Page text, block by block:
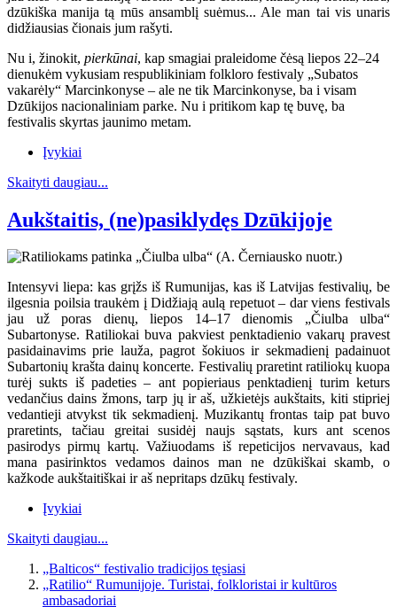
dzūkiška manija tą mūs ansamblį suėmus... Ale man tai vis unaris
didžiausias čionais jum rašyti.
Nu i, žinokit, pierkūnai, kap smagiai praleidome čėsą liepos 22–24
dienukėm vykusiam respublikiniam folkloro festivaly „Subatos
vakarėly“ Marcinkonyse – ale ne tik Marcinkonyse, ba i visam
Dzūkijos nacionaliniam parke. Nu i pritikom kap tę buvę, ba
festivalis skyrtas jaunimo metam.
Įvykiai
Skaityti daugiau...
Aukštaitis, (ne)pasiklydęs Dzūkijoje
Intensyvi liepa: kas grįžs iš Rumunijas, kas iš Latvijas festivalių, be
ilgesnia poilsia traukėm į Didžiają aulą repetuot – dar viens festivals
jau už poras dienų, liepos 14–17 dienomis „Čiulba ulba“
Subartonyse. Ratiliokai buva pakviest penktadienio vakarų pravest
pasidainavims prie lauža, pagrot šokiuos ir sekmadienį padainuot
Subartonių krašta dainų koncerte. Festivalių praretint ratiliokų kuopa
turėj sukts iš padeties – ant popieriaus penktadienį turim keturs
vedančius dains žmons, tarp jų ir aš, užkietėjs aukštaits, kiti stipriej
vedantieji atvykst tik sekmadienį. Muzikantų frontas taip pat buvo
praretints, tačiau greitai susidėj naujs sąstats, kurs ant scenos
pasirodys pirmų kartų. Važiuodams iš repeticijos nervavaus, kad
mana pasirinktos vedamos dainos man ne dzūkiškai skamb, o
kažkode aukštaitiškai ir aš nepritaps dzūkų festivaly.
Įvykiai
Skaityti daugiau...
„Balticos“ festivalio tradicijos tęsiasi
„Ratilio“ Rumunijoje. Turistai, folkloristai ir kultūros
ambasadoriai